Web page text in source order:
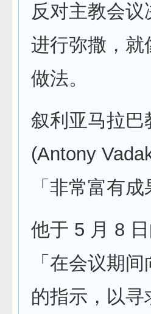
反对主教会
进行弥撒，就
做法。
叙利亚马拉巴
(Antony
「非常富有成
他于 5 月 8
「在会议期
的指示，以